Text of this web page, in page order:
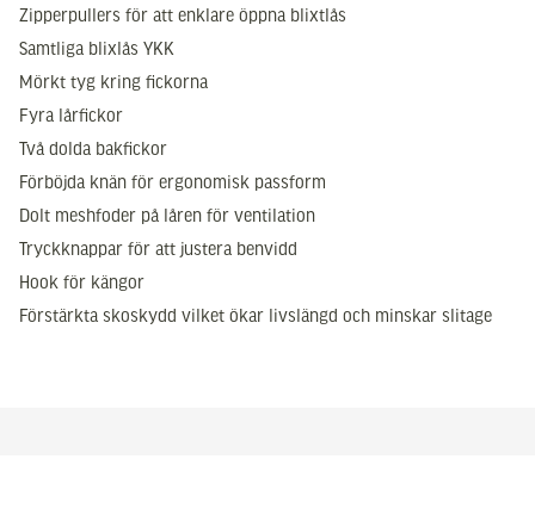
Zipperpullers för att enklare öppna blixtlås
Samtliga blixlås YKK
Mörkt tyg kring fickorna
Fyra lårfickor
Två dolda bakfickor
Förböjda knän för ergonomisk passform
Dolt meshfoder på låren för ventilation
Tryckknappar för att justera benvidd
Hook för kängor
Förstärkta skoskydd vilket ökar livslängd och minskar slitage